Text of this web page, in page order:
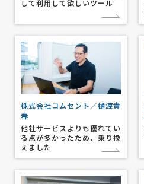
して利用して欲しいツール
株式会社コムセント／樋渡貴
春
他社サービスよりも優れてい
る点が多かったため、乗り換
えました